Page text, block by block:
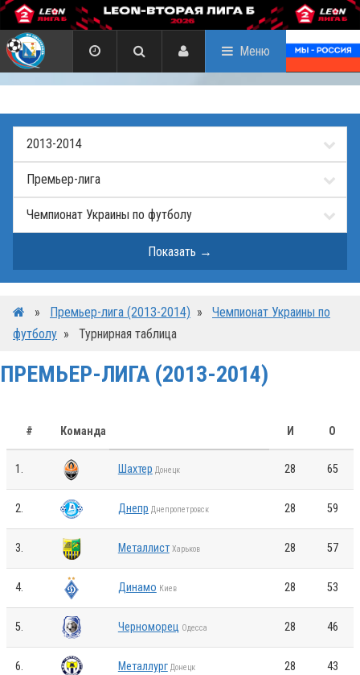
Меню
» Премьер-лига (2013-2014) »
Чемпионат Украины по
футболу » Турнирная таблица
ПРЕМЬЕР-ЛИГА (2013-2014)
# Команда И О
1. Шахтер Донецк 28 65
2. Днепр Днепропетровск 28 59
3. Металлист Харьков 28 57
4. Динамо Киев 28 53
5. Черноморец Одесса 28 46
6. Металлург Донецк 28 43